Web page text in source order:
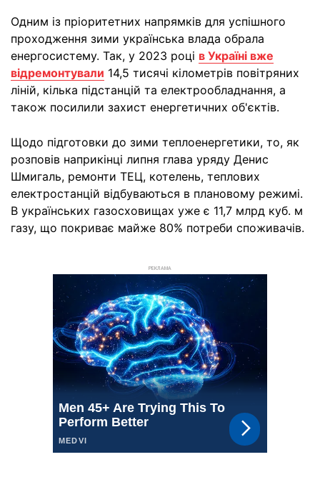
Одним із пріоритетних напрямків для успішного
проходження зими українська влада обрала
енергосистему. Так, у 2023 році в Україні вже
відремонтували 14,5 тисячі кілометрів повітряних
ліній, кілька підстанцій та електрообладнання, а
також посилили захист енергетичних об'єктів.
Щодо підготовки до зими теплоенергетики, то, як
розповів наприкінці липня глава уряду Денис
Шмигаль, ремонти ТЕЦ, котелень, теплових
електростанцій відбуваються в плановому режимі.
В українських газосховищах уже є 11,7 млрд куб. м
газу, що покриває майже 80% потреби споживачів.
РЕКЛАМА